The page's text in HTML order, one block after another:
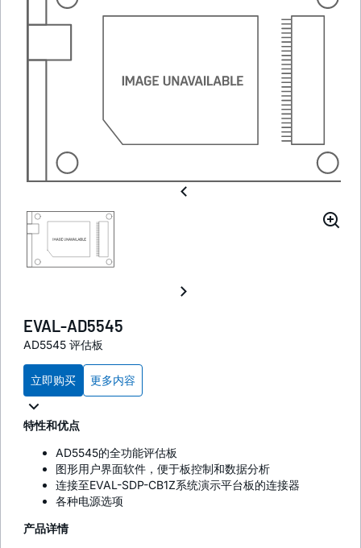
EVAL-AD5545
AD5545 评估板
立即购买 更多内容
特性和优点
AD5545的全功能评估板
图形用户界面软件，便于板控制和数据分析
连接至EVAL-SDP-CB1Z系统演示平台板的连接器
各种电源选项
产品详情